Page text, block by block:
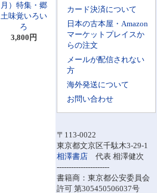
カード決済について
日本の古本屋・Amazon
マーケットプレイスか
らの注文
メールが配信されない
方
海外発送について
お問い合わせ
〒113-0022
東京都文京区千駄木3-29-1
相澤書店 代表 相澤健次
----------------------
書籍商：東京都公安委員会
許可 第305450506037号
月）特集・郷
土味覚いろい
ろ
3,800円